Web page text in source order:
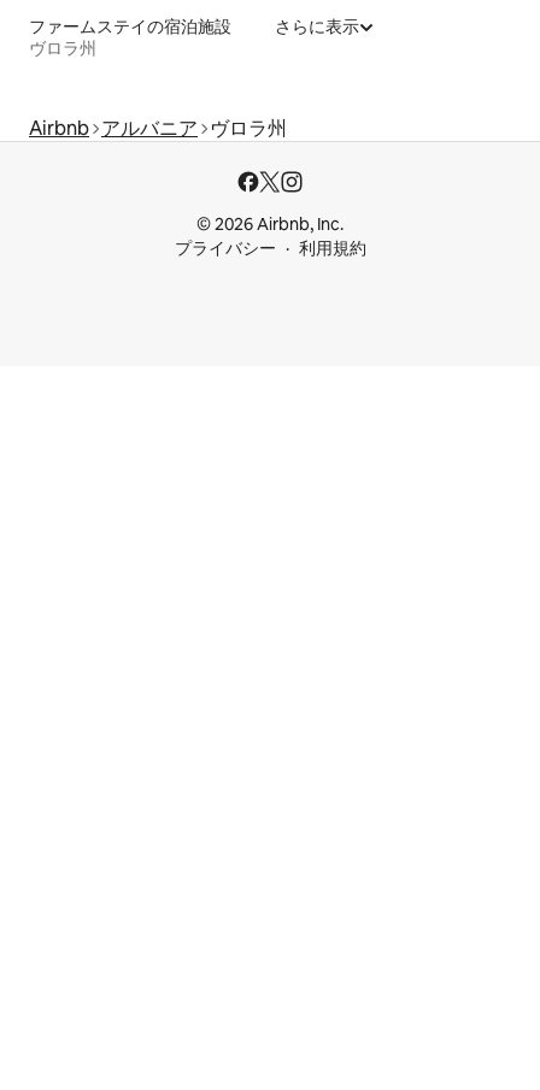
ファームステイの宿泊施設
ヴロラ州
さらに表示
Airbnb アルバニア ヴロラ州
© 2026 Airbnb, Inc.
プライバシー
利用規約